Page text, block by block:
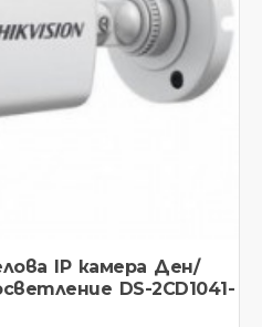
IP камера Ден/
DS-2CD1041-